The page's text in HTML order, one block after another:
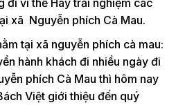
xã Nguyễn phích Cà Mau.
tại xã nguyễn phích cà mau:
hành khách đi nhiều ngày đi
phích Cà Mau thì hôm nay
Việt giới thiệu đến quý